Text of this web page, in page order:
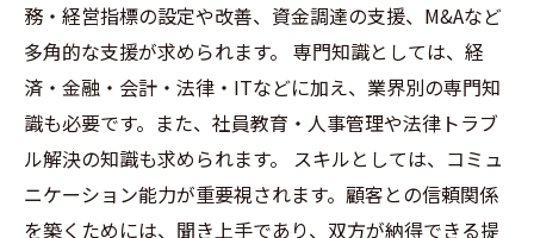
務・経営指標の設定や改善、資金調達の支援、M&Aなど
多角的な支援が求められます。 専門知識としては、経
済・金融・会計・法律・ITなどに加え、業界別の専門知
識も必要です。また、社員教育・人事管理や法律トラブ
ル解決の知識も求められます。 スキルとしては、コミュ
ニケーション能力が重要視されます。顧客との信頼関係
を築くためには、聞き上手であり、双方が納得できる提